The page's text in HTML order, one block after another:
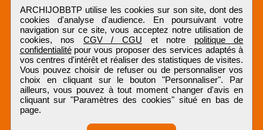
ARCHIJOBBTP utilise les cookies sur son site, dont des
cookies d'analyse d'audience. En poursuivant votre
navigation sur ce site, vous acceptez notre utilisation de
cookies, nos CGV / CGU et notre politique de
confidentialitépour vous proposer des services adaptés à
vos centres d'intérêt et réaliser des statistiques de visites.
Vous pouvez choisir de refuser ou de personnaliser vos
choix en cliquant sur le bouton "Personnaliser". Par
ailleurs, vous pouvez à tout moment changer d'avis en
cliquant sur "Paramètres des cookies" situé en bas de
page.